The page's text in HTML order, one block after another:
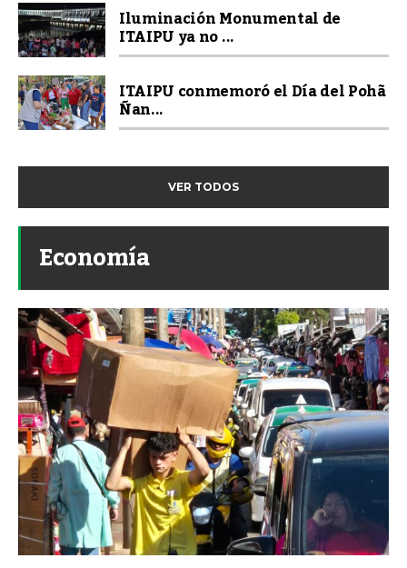
Iluminación Monumental de
ITAIPU ya no ...
ITAIPU conmemoró el Día del Pohã
Ñan...
VER TODOS
Economía